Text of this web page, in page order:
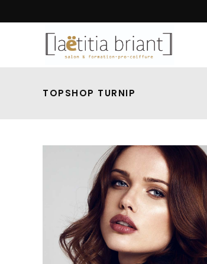
TOPSHOP TURNIP